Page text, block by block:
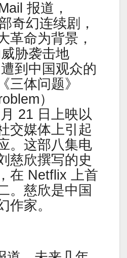
报道，
奇幻连续剧，
革命为背景，
胁袭击地
到中国观众的
三体问题》
）
21 日上映以
交媒体上引起
。这部八集电
慈欣撰写的史
在 Netflix 上首
。慈欣是中国
作家。